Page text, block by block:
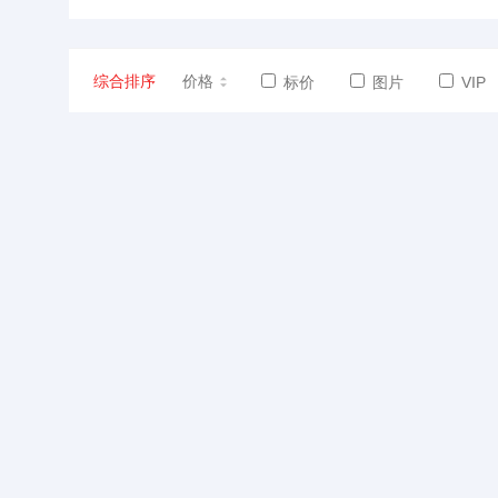
综合排序 价格 标价 图片 VIP